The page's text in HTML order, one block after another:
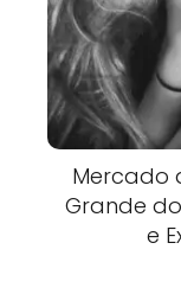
Mercado
Grande
e